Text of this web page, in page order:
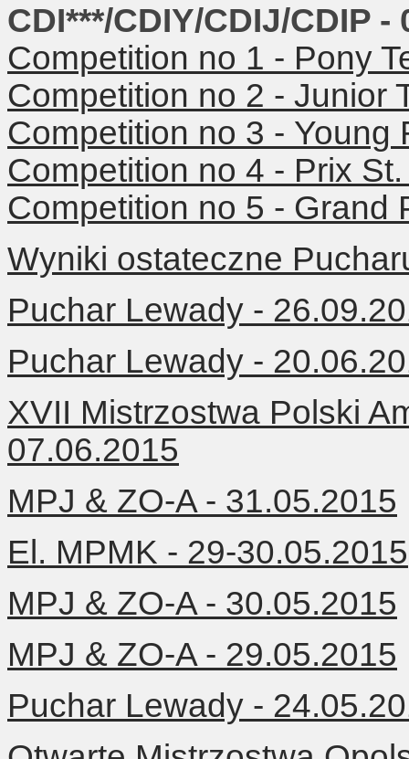
CDI***/CDIY/CDIJ/CDIP -
Competition no 1 - Pony
Competition no 2 - Junior
Competition no 3 - Young
Competition no 4 - Prix
Competition no 5 - Grand
Wyniki ostateczne
Puchar Lewady -
Puchar Lewady -
XVII Mistrzostwa Polski
07.06.2015
MPJ & ZO-A - 31.05.2015
El. MPMK - 29-30.05.2015
MPJ & ZO-A - 30.05.2015
MPJ & ZO-A - 29.05.2015
Puchar Lewady -